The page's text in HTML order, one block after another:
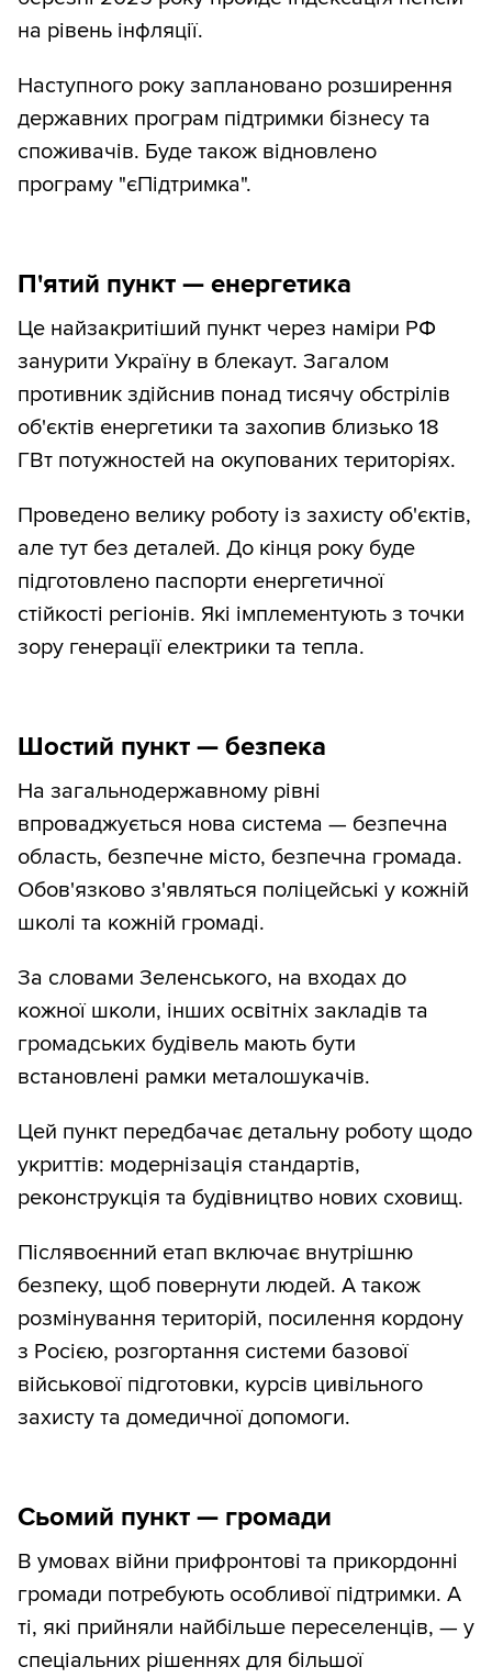
на рівень інфляції.
Наступного року заплановано розширення
державних програм підтримки бізнесу та
споживачів. Буде також відновлено
програму "єПідтримка".
П'ятий пункт — енергетика
Це найзакритіший пункт через наміри РФ
занурити Україну в блекаут. Загалом
противник здійснив понад тисячу обстрілів
об'єктів енергетики та захопив близько 18
ГВт потужностей на окупованих територіях.
Проведено велику роботу із захисту об'єктів,
але тут без деталей. До кінця року буде
підготовлено паспорти енергетичної
стійкості регіонів. Які імплементують з точки
зору генерації електрики та тепла.
Шостий пункт — безпека
На загальнодержавному рівні
впроваджується нова система — безпечна
область, безпечне місто, безпечна громада.
Обов'язково з'являться поліцейські у кожній
школі та кожній громаді.
За словами Зеленського, на входах до
кожної школи, інших освітніх закладів та
громадських будівель мають бути
встановлені рамки металошукачів.
Цей пункт передбачає детальну роботу щодо
укриттів: модернізація стандартів,
реконструкція та будівництво нових сховищ.
Післявоєнний етап включає внутрішню
безпеку, щоб повернути людей. А також
розмінування територій, посилення кордону
з Росією, розгортання системи базової
військової підготовки, курсів цивільного
захисту та домедичної допомоги.
Сьомий пункт — громади
В умовах війни прифронтові та прикордонні
громади потребують особливої ​​підтримки. А
ті, які прийняли найбільше переселенців, — у
спеціальних рішеннях для більшої